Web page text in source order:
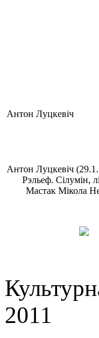
Антон Луцкевіч
Антон Луцкевіч
Рэльеф. Сілумін,
Мастак Мікола
2011